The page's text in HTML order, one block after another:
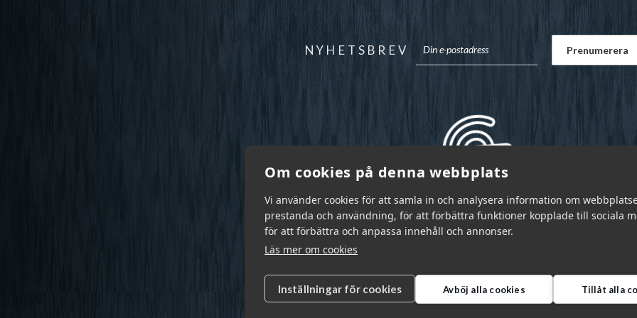
Om cookies på denna webbplats
Vi använder cookies för att samla in och analysera information om
prestanda och användning, för att förbättra funktioner kopplade till sociala
för att förbättra och anpassa innehåll och annonser.
Läs mer om cookies
Inställningar för cookies Avböj alla cookies Tillåt alla
NYHETSBREV
Garnr Sverige AB © 2026 | info@garnr.se 031 - 92